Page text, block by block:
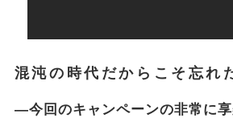
混沌の時代だからこそ忘れ
―今回のキャンペーンの非常に